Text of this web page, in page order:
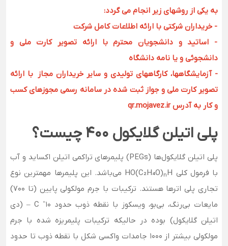
به یکی از روشهای زیر انجام می گردد:
- خریداران شرکتی با ارائه اطلاعات کامل شرکت
- اساتید و دانشجویان محترم با ارائه تصویر کارت ملی و
دانشجوئی و یا نامه دانشگاه
- آزمایشگاهها، کارگاههای تولیدی و سایر خریداران مجاز با ارائه
تصویر کارت ملی و جواز ثبت شده در سامانه رسمی مجوزهای کسب
و کار به آدرس qr.mojavez.ir
پلی اتیلن گلایکول 400 چیست؟
پلی اتیلن گلایکول‌ها (PEGs) پلیمرهای تراکمی اتیلن اکساید و آب
با فرمول کلی HO(C₂H₄O)
n
H می‌باشد. این پلیمرها مهمترین نوع
تجاری پلی اترها هستند. ترکیبات با جرم مولکولی پایین (تا 700)
مایعات بی‌رنگ، بی‌بو، ویسکوز با نقطه ذوب حدود C ˚10 – (دی
اتیلن گلایکول) بوده در حالیکه ترکیبات پلیمریزه شده با جرم
مولکولی بیشتر از 1000 جامدات واکسی شکل با نقطه ذوب تا حدود